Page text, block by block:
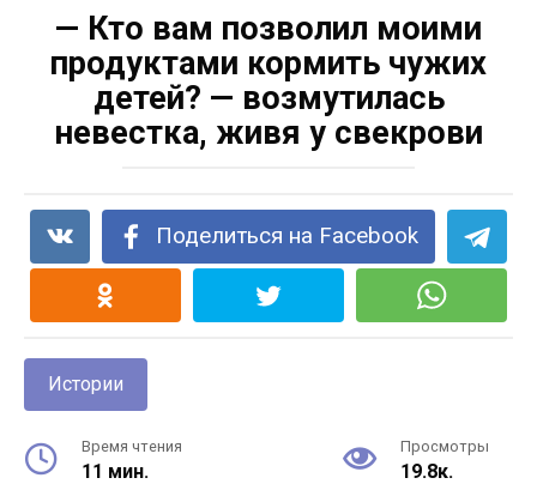
— Кто вам позволил моими
продуктами кормить чужих
детей? — возмутилась
невестка, живя у свекрови
Поделиться на Facebook
Истории
Время чтения
11 мин.
Просмотры
19.8к.